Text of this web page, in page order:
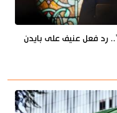
رد فعل عنيف على بايدن